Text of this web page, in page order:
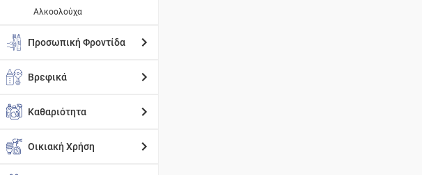
Αλκοολούχα
Προσωπική Φροντίδα
Βρεφικά
Καθαριότητα
Οικιακή Χρήση